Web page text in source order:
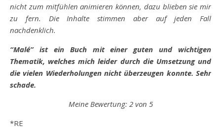
nicht zum mitfühlen animieren können, dazu blieben sie mir
zu fern. Die Inhalte stimmen aber auf jeden Fall
nachdenklich.
“Malé” ist ein Buch mit einer guten und wichtigen
Thematik, welches mich leider durch die Umsetzung und
die vielen Wiederholungen nicht überzeugen konnte. Sehr
schade.
Meine Bewertung: 2 von 5
*RE